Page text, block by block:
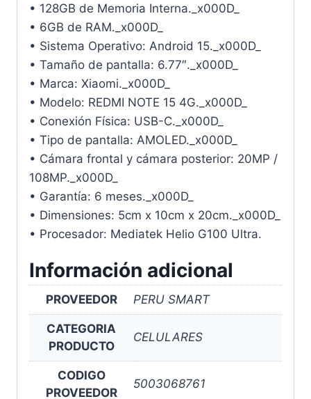
• 128GB de Memoria Interna._x000D_
• 6GB de RAM._x000D_
• Sistema Operativo: Android 15._x000D_
• Tamaño de pantalla: 6.77″._x000D_
• Marca: Xiaomi._x000D_
• Modelo: REDMI NOTE 15 4G._x000D_
• Conexión Física: USB-C._x000D_
• Tipo de pantalla: AMOLED._x000D_
• Cámara frontal y cámara posterior: 20MP /
108MP._x000D_
• Garantía: 6 meses._x000D_
• Dimensiones: 5cm x 10cm x 20cm._x000D_
• Procesador: Mediatek Helio G100 Ultra.
Información adicional
PROVEEDOR PERU SMART
CATEGORIA
PRODUCTO
CELULARES
CODIGO
PROVEEDOR
5003068761